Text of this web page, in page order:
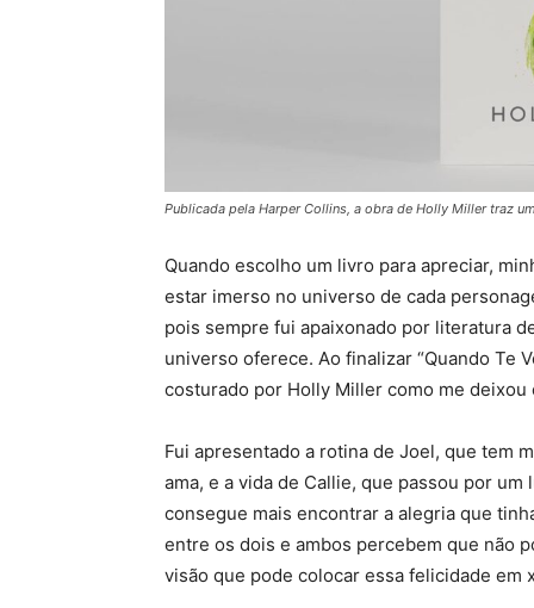
Publicada pela Harper Collins, a obra de Holly Miller traz
Quando escolho um livro para apreciar,
estar imerso no universo de cada
pois sempre fui apaixonado por literatura
universo oferece. Ao finalizar “Quando Te
costurado por Holly Miller como me
Fui apresentado a rotina de Joel, que tem
ama, e a vida de Callie, que passou por
consegue mais encontrar a alegria que
entre os dois e ambos percebem que não
visão que pode colocar essa felicidade em